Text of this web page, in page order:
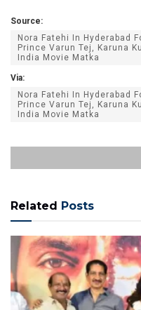
Source:
Nora Fatehi In Hyderabad
Prince Varun Tej, Karuna
India Movie Matka
Via:
Nora Fatehi In Hyderabad
Prince Varun Tej, Karuna
India Movie Matka
Related Posts